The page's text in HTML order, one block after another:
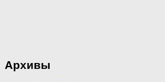
Архивы